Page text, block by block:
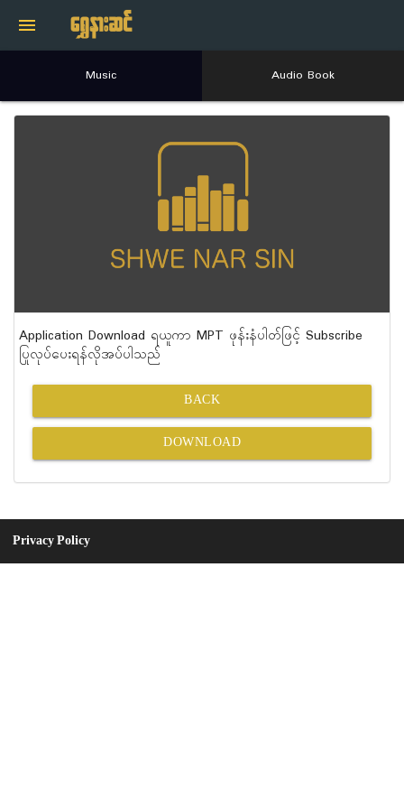
menu
Music Audio Book
Application Download ရယူကာ MPT ဖုန်းနံပါတ်ဖြင့် Subscribe
ပြုလုပ်ပေးရန်လိုအပ်ပါသည်
BACK
DOWNLOAD
Privacy Policy